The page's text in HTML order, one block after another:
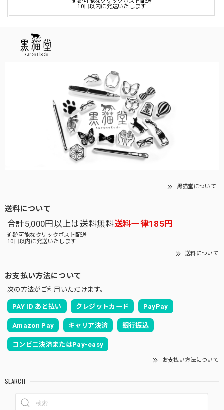
10日以内に発送いたします
黒猫堂について
送料について
合計5,000円以上は送料無料送料一律185円
追跡可能なクリックポスト配送
10日以内に発送いたします
送料について
お支払い方法について
次の方法がご利用いただけます。
PAY ID あと払い クレジットカード PayPay
Amazon Pay キャリア決済 銀行振込
コンビニ決済またはPay-easy
お支払い方法について
SEARCH